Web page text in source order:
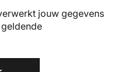
jouw gegevens